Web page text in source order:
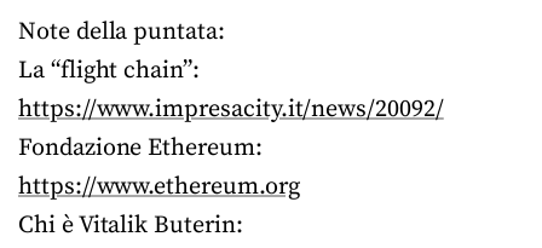
Note della puntata:
La “flight chain”:
https://www.impresacity.it/news/20092/
Fondazione Ethereum:
https://www.ethereum.org
Chi è Vitalik Buterin: